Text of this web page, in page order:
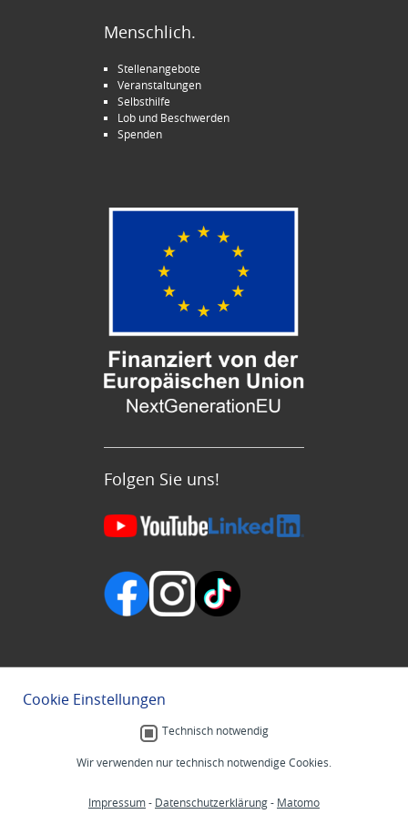
Menschlich.
Stellenangebote
Veranstaltungen
Selbsthilfe
Lob und Beschwerden
Spenden
Folgen Sie uns!
Cookie Einstellungen
Technisch notwendig
Wir verwenden nur technisch notwendige Cookies.
Impressum- Datenschutzerklärung- Matomo